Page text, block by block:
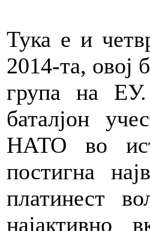
Тука е и
2014-та, овој
група на
баталјон
НАТО во
постигна
платинест
најактивно